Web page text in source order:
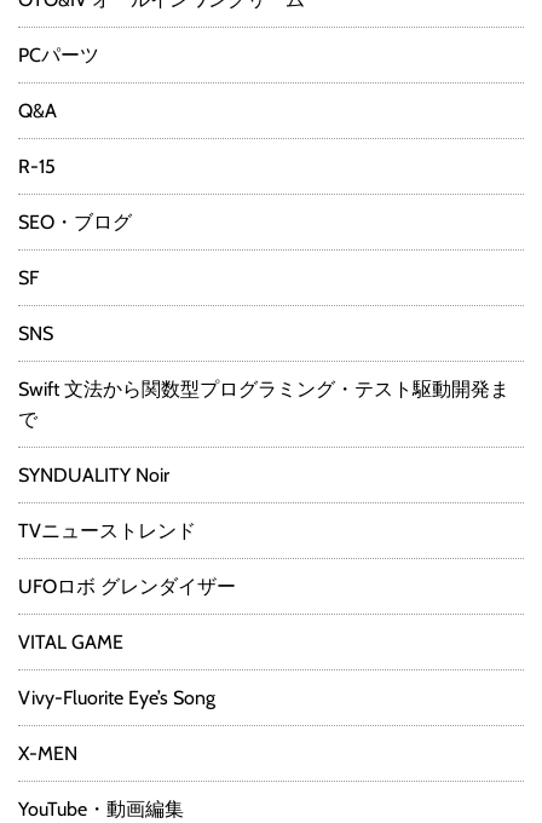
PCパーツ
Q&A
R-15
SEO・ブログ
SF
SNS
Swift 文法から関数型プログラミング・テスト駆動開発ま
で
SYNDUALITY Noir
TVニューストレンド
UFOロボ グレンダイザー
VITAL GAME
Vivy-Fluorite Eye’s Song
X-MEN
YouTube・動画編集